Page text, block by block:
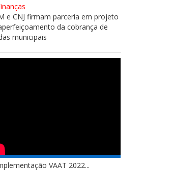
e CNJ firmam parceria em projeto
da cobrança de
municipais
VAAT 2022...